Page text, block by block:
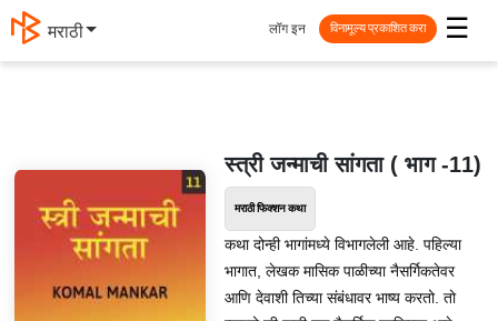
मराठी ☰
लॉग इन विनामूल्य प्रकाशित करा
स्त्री जन्माची सांगता ( भाग -11)
मराठी फिक्शन कथा
कथा दोन्ही भागांमध्ये विभागलेली आहे. पहिल्या
भागात, लेखक मासिक पाळीच्या नैसर्गिकतेवर
आणि देवाशी तिच्या संबंधावर भाष्य करतो. तो